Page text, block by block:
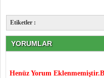
Etiketler :
YORUMLAR
Henüz Yorum